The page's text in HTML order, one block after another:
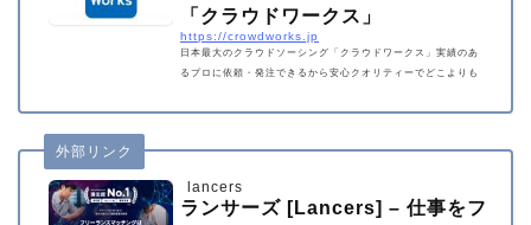
「クラウドワークス」
https://crowdworks.jp
日本最大のクラウドソーシング「クラウドワークス」実績のあ
るプロに依頼・発注できるから安心クオリティーでどこよりも
ロゴ・チラシ作成、ライティング、データ入力まで、幅広い仕
lancers
外部リンク
ランサーズ [Lancers] – 仕事をフ